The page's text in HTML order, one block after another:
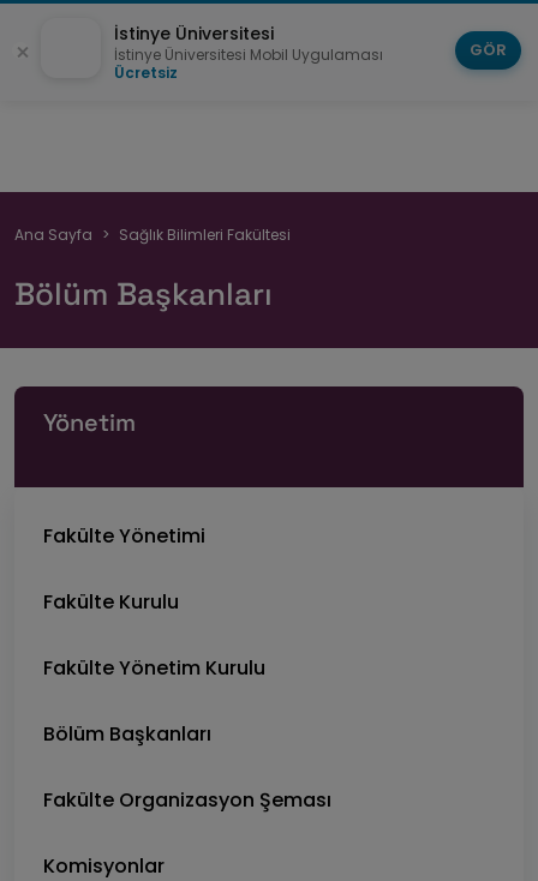
Sayfa
Ana Sayfa Sağlık Bilimleri Fakültesi
Bölüm Başkanları
Yönetim
Fakülte Yönetimi
Fakülte Kurulu
Fakülte Yönetim Kurulu
Bölüm Başkanları
Fakülte Organizasyon Şeması
Komisyonlar
İstinye Üniversitesi
İstinye Üniversitesi Mobil Uygulaması
Ücretsiz
GÖR